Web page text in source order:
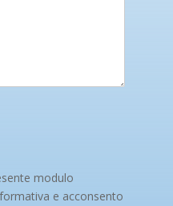
modulo
e acconsento